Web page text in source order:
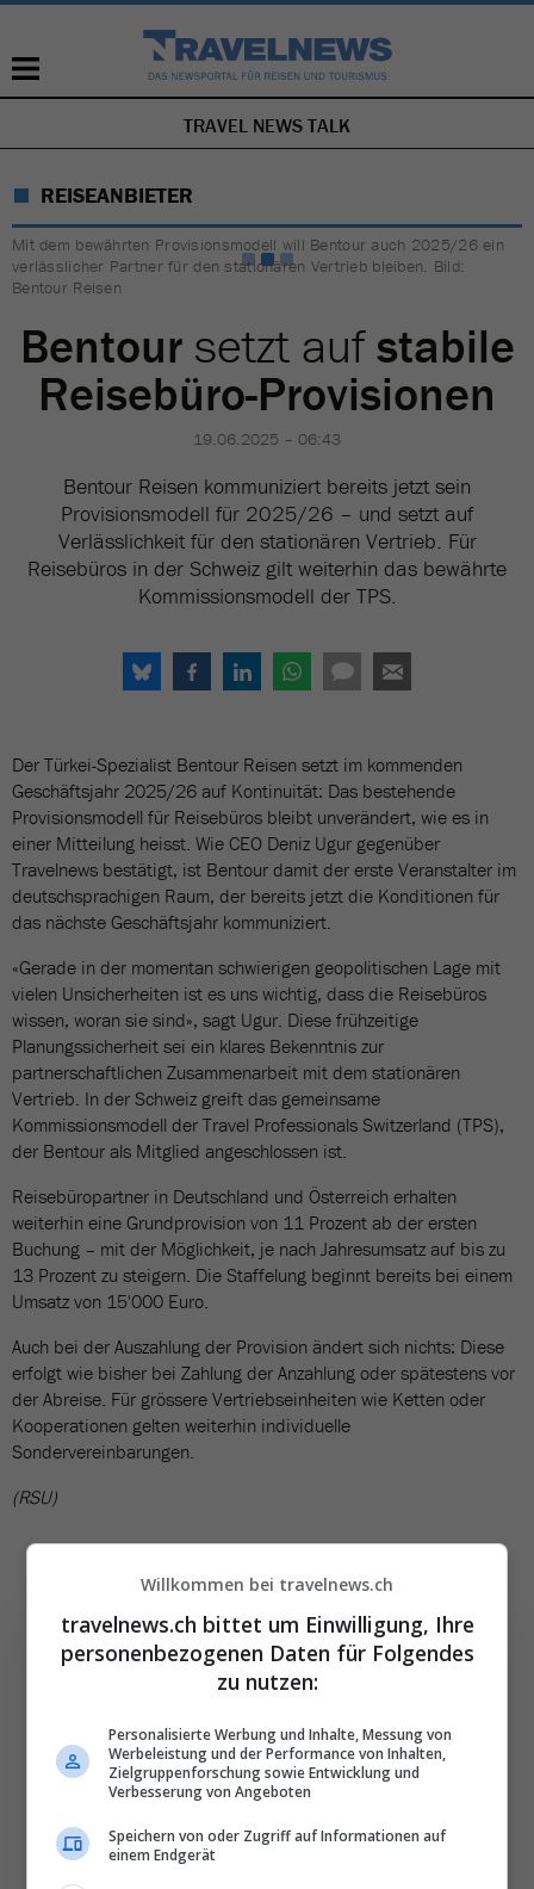
NAVIGATION
ÜBERSPRINGEN
TRAVEL NEWS TALK
REISEANBIETER
Mit dem bewährten Provisionsmodell will Bentour auch 2025/26 ein
verlässlicher Partner für den stationären Vertrieb bleiben. Bild:
Bentour Reisen
Bentoursetzt aufstabile
Reisebüro-Provisionen
19.06.2025 – 06:43
Bentour Reisen kommuniziert bereits jetzt sein
Provisionsmodell für 2025/26 – und setzt auf
Verlässlichkeit für den stationären Vertrieb. Für
Reisebüros in der Schweiz gilt weiterhin das bewährte
Kommissionsmodell der TPS.
Der Türkei-Spezialist Bentour Reisen setzt im kommenden
Geschäftsjahr 2025/26 auf Kontinuität: Das bestehende
Provisionsmodell für Reisebüros bleibt unverändert, wie es in
einer Mitteilung heisst. Wie CEO Deniz Ugur gegenüber
Travelnews bestätigt, ist Bentour damit der erste Veranstalter im
deutschsprachigen Raum, der bereits jetzt die Konditionen für
das nächste Geschäftsjahr kommuniziert.
«Gerade in der momentan schwierigen geopolitischen Lage mit
vielen Unsicherheiten ist es uns wichtig, dass die Reisebüros
wissen, woran sie sind», sagt Ugur. Diese frühzeitige
Planungssicherheit sei ein klares Bekenntnis zur
partnerschaftlichen Zusammenarbeit mit dem stationären
Vertrieb. In der Schweiz greift das gemeinsame
Kommissionsmodell der Travel Professionals Switzerland (TPS),
der Bentour als Mitglied angeschlossen ist.
Reisebüropartner in Deutschland und Österreich erhalten
weiterhin eine Grundprovision von 11 Prozent ab der ersten
Buchung – mit der Möglichkeit, je nach Jahresumsatz auf bis zu
13 Prozent zu steigern. Die Staffelung beginnt bereits bei einem
Umsatz von 15'000 Euro.
Auch bei der Auszahlung der Provision ändert sich nichts: Diese
erfolgt wie bisher bei Zahlung der Anzahlung oder spätestens vor
der Abreise. Für grössere Vertriebseinheiten wie Ketten oder
Kooperationen gelten weiterhin individuelle
Sondervereinbarungen.
(RSU)
besten News direkt in
Ihr E‑Mail-Postfach
Täglich oder wöchentlich, mit mehr Insights oder
Willkommen bei travelnews.ch
travelnews.ch bittet um Einwilligung, Ihre
personenbezogenen Daten für Folgendes
zu nutzen:
Personalisierte Werbung und Inhalte, Messung von
Werbeleistung und der Performance von Inhalten,
Zielgruppenforschung sowie Entwicklung und
Verbesserung von Angeboten
Speichern von oder Zugriff auf Informationen auf
einem Endgerät